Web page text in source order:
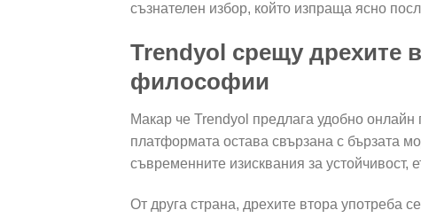
съзнателен избор, който изпраща ясно
Trendyol срещу дрехите
философии
Макар че Trendyol предлага удобно
платформата остава свързана с бързата
съвременните изисквания за устойчивост,
От друга страна, дрехите втора употреба